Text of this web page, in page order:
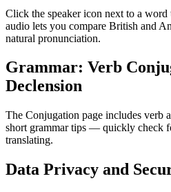
Click the speaker icon next to a
audio lets you compare British and
natural pronunciation.
Grammar: Verb
Declension
The Conjugation page includes verb
short grammar tips — quickly check
translating.
Data Privacy and